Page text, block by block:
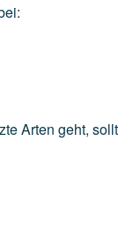
Arten geht,